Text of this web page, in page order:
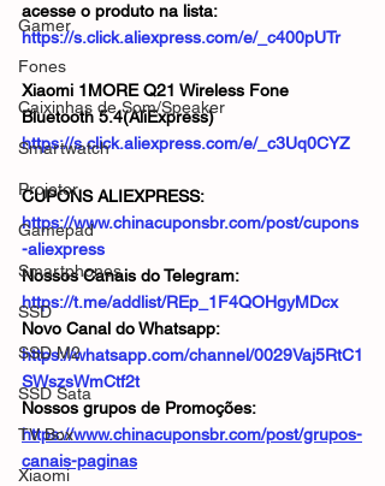
Gamer
Fones
Caixinhas de Som/Speaker
Smartwatch
Projetor
Gamepad
Smartphones
SSD
SSD M2
SSD Sata
TV Box
Xiaomi
acesse o produto na lista:
https://s.click.aliexpress.com/e/_c400pUTr
Xiaomi 1MORE Q21 Wireless Fone
Bluetooth 5.4(AliExpress)
https://s.click.aliexpress.com/e/_c3Uq0CYZ
CUPONS ALIEXPRESS:
https://www.chinacuponsbr.com/post/cupons
-aliexpress
Nossos Canais do Telegram:
https://t.me/addlist/REp_1F4QOHgyMDcx
Novo Canal do Whatsapp:
https://whatsapp.com/channel/0029Vaj5RtC1
SWszsWmCtf2t
Nossos grupos de Promoções:
https://www.chinacuponsbr.com/post/grupos-
canais-paginas